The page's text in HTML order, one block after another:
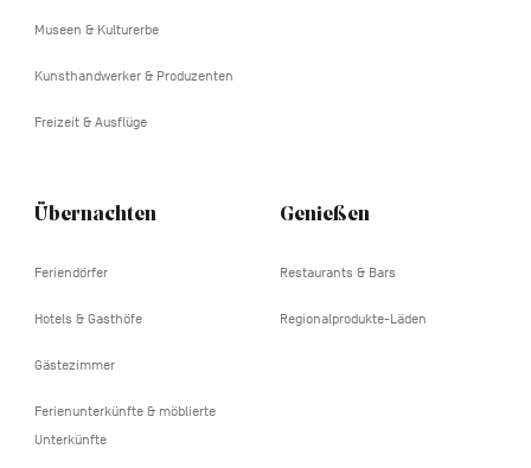
Museen & Kulturerbe
Kunsthandwerker & Produzenten
Freizeit & Ausflüge
Übernachten
Feriendörfer
Hotels & Gasthöfe
Gästezimmer
Ferienunterkünfte & möblierte
Unterkünfte
Genießen
Restaurants & Bars
Regionalprodukte-Läden